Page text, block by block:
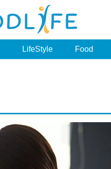
LifeStyle Food